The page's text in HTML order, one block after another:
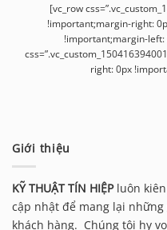
[vc_row
!important;margin-right:
!important;margin-left:
right: 0px
Giới thiệu
KỸ THUẬT TÍN HIỆPluôn kiên
cập nhật để mang lại
khách hàng. Chúng tôi hy